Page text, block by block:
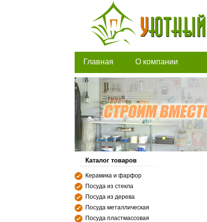
Главная О компании
Каталог товаров
Керамика и фарфор
Посуда из стекла
Посуда из дерева
Посуда металлическая
Посуда пластмассовая